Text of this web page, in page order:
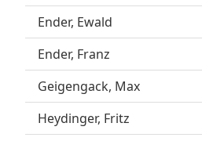
Ender, Ewald
Ender, Franz
Geigengack, Max
Heydinger, Fritz